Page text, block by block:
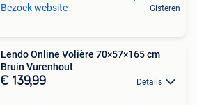
Bezoek website
Gisteren
Lendo Online Volière 70×57×165 cm
Bruin Vurenhout
€ 139,99 Details